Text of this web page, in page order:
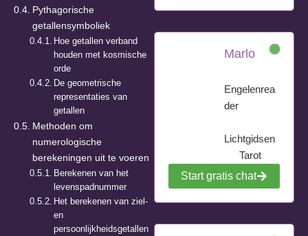
Pythagorische
getallensymboliek
Hoe getallen verband
houden met kosmische
orde
De geometrische
representaties van
getallen
Methoden om
numerologische
berekeningen uit te voeren
Berekenen van het
levenspadnummer
Het berekenen van ziel-
en
persoonlijkheidsgetallen
Marlo
Engelenrea
der
Lichtgidsen
Tarot
Start gratis chat